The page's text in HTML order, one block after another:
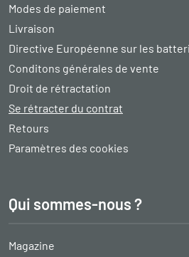
Modes de paiement
Livraison
Directive Européenne sur les
Conditons générales de vente
Droit de rétractation
Se rétracter du contrat
Retours
Paramètres des cookies
Qui sommes-nous ?
Magazine